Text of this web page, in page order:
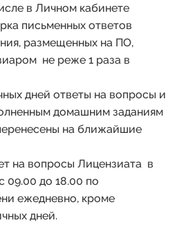
в Личном кабинете
письменных ответов
размещенных на ПО,
не реже 1 раза в
дней ответы на вопросы и
домашним заданиям
на ближайшие
на вопросы Лицензиата в
09.00 до 18.00 по
ежедневно, кроме
дней.